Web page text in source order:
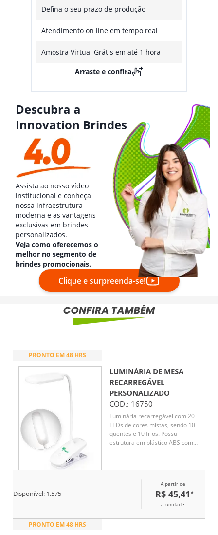
Defina o seu prazo de produção
Atendimento on line em tempo real
Amostra Virtual Grátis em até 1 hora
Arraste e confira
Descubra a
Innovation Brindes
Assista ao nosso vídeo
institucional e conheça
nossa infraestrutura
moderna e as vantagens
exclusivas em brindes
personalizados.
Veja como oferecemos o
melhor no segmento de
brindes promocionais.
Clique e surpreenda-se!
PRONTO EM 48 HRS
LUMINÁRIA DE MESA
RECARREGÁVEL
PERSONALIZADO
COD.: 16750
Luminária recarregável com 20
LEDs de cores mistas, sendo 10
quentes e 10 frios. Possui
estrutura em plástico ABS com
para a seleção de três níveis
diferentes de iluminação.
Acompanha cabo USB-C para
Disponível: 1.575
A partir de
R$ 45,41 *
a unidade
PRONTO EM 48 HRS